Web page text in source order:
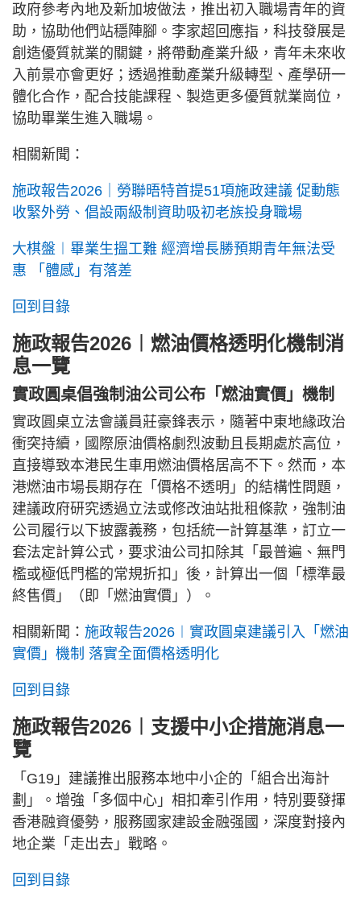
政府參考內地及新加坡做法，推出初入職場青年的資
助，協助他們站穩陣腳。李家超回應指，科技發展是
創造優質就業的關鍵，將帶動產業升級，青年未來收
入前景亦會更好；透過推動產業升級轉型、產學研一
體化合作，配合技能課程、製造更多優質就業崗位，
協助畢業生進入職場。
相關新聞：
施政報告2026｜勞聯晤特首提51項施政建議 促動態
收緊外勞、倡設兩級制資助吸初老族投身職場
大棋盤︱畢業生搵工難 經濟增長勝預期青年無法受
惠 「體感」有落差
回到目錄
施政報告2026︱燃油價格透明化機制消
息一覽
實政圓桌倡強制油公司公布「燃油實價」機制
實政圓桌立法會議員莊豪鋒表示，隨著中東地緣政治
衝突持續，國際原油價格劇烈波動且長期處於高位，
直接導致本港民生車用燃油價格居高不下。然而，本
港燃油市場長期存在「價格不透明」的結構性問題，
建議政府研究透過立法或修改油站批租條款，強制油
公司履行以下披露義務，包括統一計算基準，訂立一
套法定計算公式，要求油公司扣除其「最普遍、無門
檻或極低門檻的常規折扣」後，計算出一個「標準最
終售價」（即「燃油實價」）。
相關新聞： 施政報告2026︱實政圓桌建議引入「燃油
實價」機制 落實全面價格透明化
回到目錄
施政報告2026︱支援中小企措施消息一
覽
「G19」建議推出服務本地中小企的「組合出海計
劃」。增強「多個中心」相扣牽引作用，特別要發揮
香港融資優勢，服務國家建設金融强國，深度對接內
地企業「走出去」戰略。
回到目錄